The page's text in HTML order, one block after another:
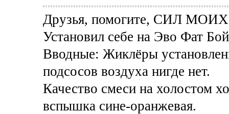
Друзья, помогите, СИЛ
Установил себе на Эво Фат
Вводные: Жиклёры
подсосов воздуха нигде нет.
Качество смеси на холостом
вспышка сине-оранжевая.